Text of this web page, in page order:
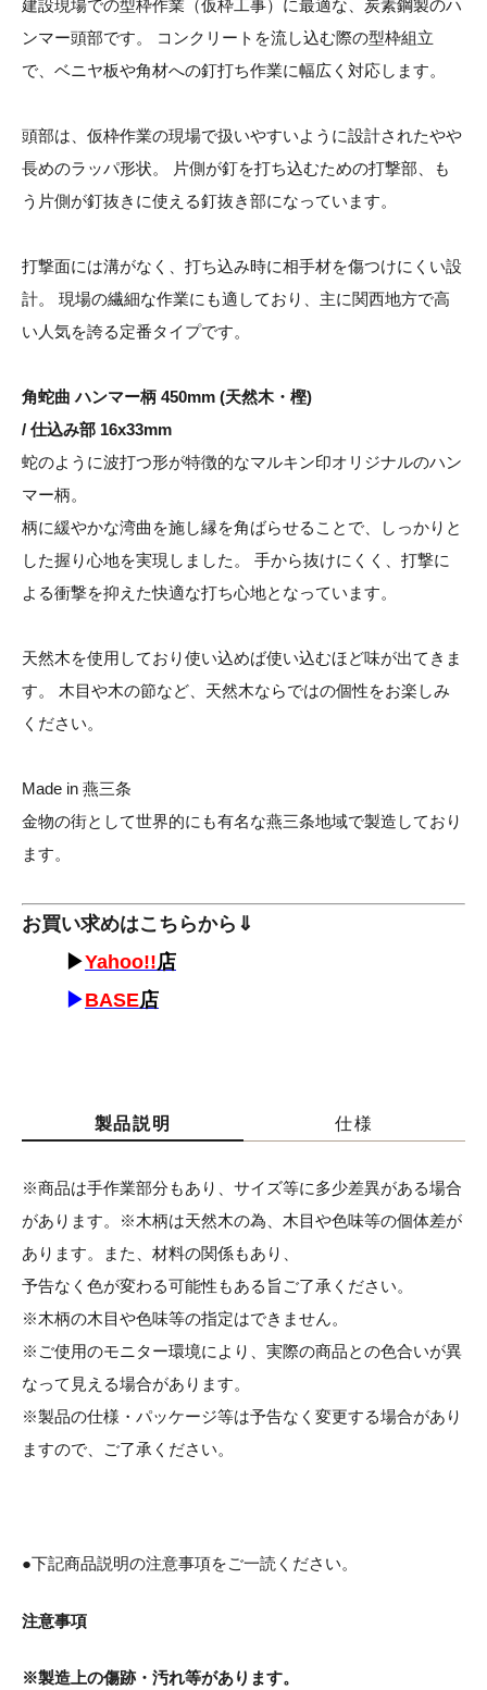
建設現場での型枠作業（仮枠工事）に最適な、炭素鋼製のハ
ンマー頭部です。 コンクリートを流し込む際の型枠組立
で、ベニヤ板や角材への釘打ち作業に幅広く対応します。
頭部は、仮枠作業の現場で扱いやすいように設計されたやや
長めのラッパ形状。 片側が釘を打ち込むための打撃部、も
う片側が釘抜きに使える釘抜き部になっています。
打撃面には溝がなく、打ち込み時に相手材を傷つけにくい設
計。 現場の繊細な作業にも適しており、主に関西地方で高
い人気を誇る定番タイプです。
角蛇曲 ハンマー柄 450mm (天然木・樫)
/ 仕込み部 16x33mm
蛇のように波打つ形が特徴的なマルキン印オリジナルのハン
マー柄。
柄に緩やかな湾曲を施し縁を角ばらせることで、しっかりと
した握り心地を実現しました。 手から抜けにくく、打撃に
よる衝撃を抑えた快適な打ち心地となっています。
天然木を使用しており使い込めば使い込むほど味が出てきま
す。 木目や木の節など、天然木ならではの個性をお楽しみ
ください。
Made in 燕三条
金物の街として世界的にも有名な燕三条地域で製造しており
ます。
お買い求めはこちらから⇓
▶Yahoo!!店
▶BASE店
製品説明 仕様
※商品は手作業部分もあり、サイズ等に多少差異がある場合
があります。※木柄は天然木の為、木目や色味等の個体差が
あります。また、材料の関係もあり、
予告なく色が変わる可能性もある旨ご了承ください。
※木柄の木目や色味等の指定はできません。
※ご使用のモニター環境により、実際の商品との色合いが異
なって見える場合があります。
※製品の仕様・パッケージ等は予告なく変更する場合があり
ますので、ご了承ください。
●下記商品説明の注意事項をご一読ください。
注意事項
※製造上の傷跡・汚れ等があります。